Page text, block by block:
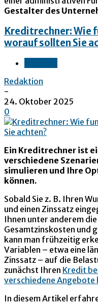
Gestalter des
Kreditrechner: Wie
worauf sollten Sie
Redaktion
-
24. Oktober 2025
0
Ein Kreditrechner ist
verschiedene
simulieren und Ihre
können.
Sobald Sie z. B. Ihren
und einen Zinssatz
Ihnen unter anderem
Gesamtzinskosten und
kann man frühzeitig
Variablen – etwa eine
Zinssatz – auf die
zunächst Ihren Kredit
verschiedene Angebote
In diesem Artikel